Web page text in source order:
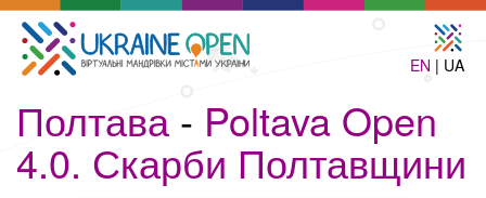
EN | UA
Полтава - Poltava Open
4.0. Скарби Полтавщини